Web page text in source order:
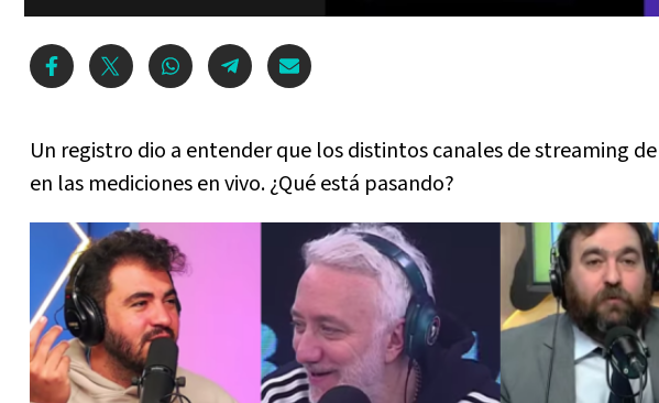
Un registro dio a entender que los distintos canales de streaming
en las mediciones en vivo. ¿Qué está pasando?